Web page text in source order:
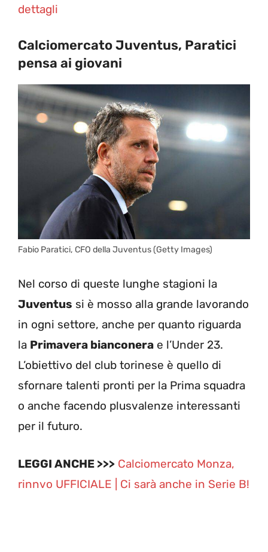
dettagli
Calciomercato Juventus, Paratici
pensa ai giovani
Fabio Paratici, CFO della Juventus (Getty Images)
Nel corso di queste lunghe stagioni la
Juventus si è mosso alla grande lavorando
in ogni settore, anche per quanto riguarda
la Primavera bianconera e l’Under 23.
L’obiettivo del club torinese è quello di
sfornare talenti pronti per la Prima squadra
o anche facendo plusvalenze interessanti
per il futuro.
LEGGI ANCHE >>> Calciomercato Monza,
rinnvo UFFICIALE | Ci sarà anche in Serie B!